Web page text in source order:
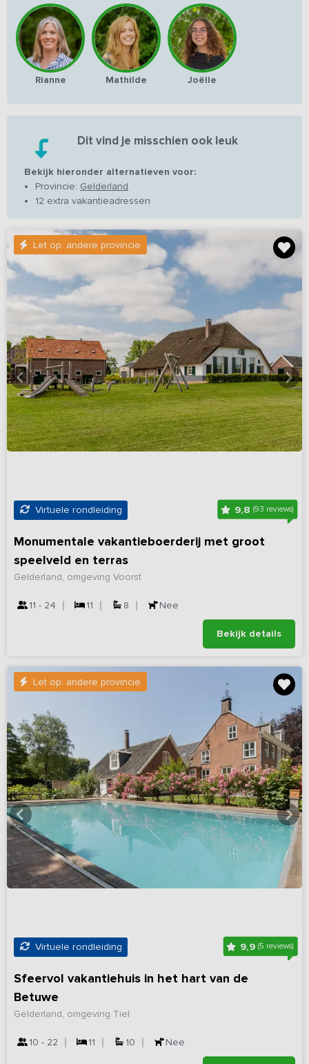
Rianne Mathilde Joëlle
Dit vind je misschien ook leuk
Bekijk hieronder alternatieven voor:
Provincie: Gelderland
12 extra vakantieadressen
Let op: andere provincie
Virtuele rondleiding 9,8 (93 reviews)
Monumentale vakantieboerderij met groot
speelveld en terras
Gelderland, omgeving Voorst
11 - 24 11 8 Nee
Bekijk details
Let op: andere provincie
Virtuele rondleiding 9,9(5 reviews)
Sfeervol vakantiehuis in het hart van de
Betuwe
Gelderland, omgeving Tiel
10 - 22 11 10 Nee